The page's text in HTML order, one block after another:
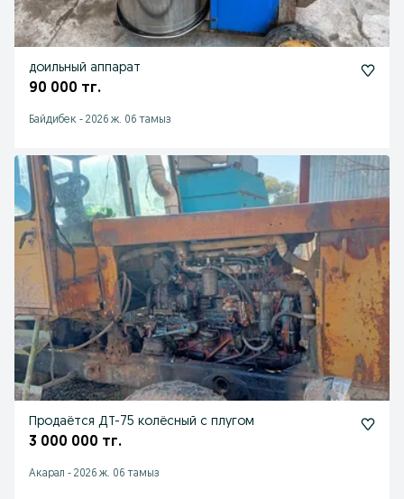
доильный аппарат
90 000 тг.
Байдибек - 2026 ж. 06 тамыз
Продаётся ДТ-75 колёсный с плугом
3 000 000 тг.
Акарал - 2026 ж. 06 тамыз